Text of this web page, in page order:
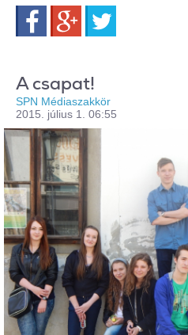
FacebookGoogle+
A csapat!
SPN Médiaszakkör
2015. július 1. 06:55